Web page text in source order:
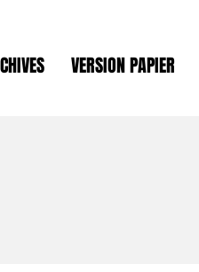
VERSION PAPIER